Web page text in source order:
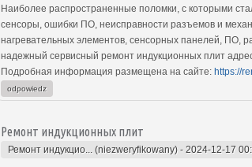
Наиболее распространенные поломки, с которыми
сенсоры, ошибки ПО, неисправности разъемов и
нагревательных элементов, сенсорных панелей, ПО,
надежный сервисный ремонт индукционных плит
Подробная информация размещена на сайте: https://
odpowiedz
Ремонт индукционных плит
Ремонт индукцио... (niezweryfikowany) - 2024-12-17